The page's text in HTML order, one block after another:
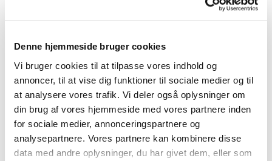
Denne hjemmeside bruger cookies
Vi bruger cookies til at tilpasse vores indhold og
annoncer, til at vise dig funktioner til sociale medier og til
at analysere vores trafik. Vi deler også oplysninger om
din brug af vores hjemmeside med vores partnere inden
for sociale medier, annonceringspartnere og
analysepartnere. Vores partnere kan kombinere disse
data med andre oplysninger, du har givet dem, eller som
Der er også mulighed for at strikke dåbsklude til kirken.